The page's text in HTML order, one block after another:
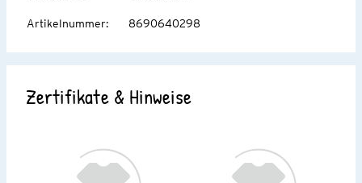
Artikelnummer: 8690640298
Zertifikate & Hinweise